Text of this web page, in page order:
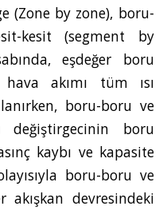
(Zone by zone), boru-
kesit (segment by
eşdeğer boru
akımı tüm ısı
boru-boru ve
değiştirgecinin boru
kaybı ve kapasite
boru-boru ve
akışkan devresindeki